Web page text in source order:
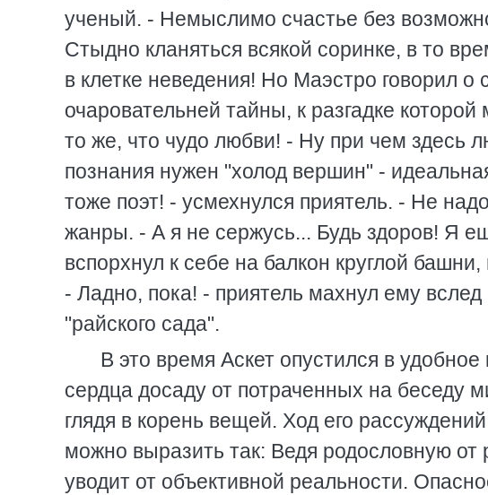
ученый. - Немыслимо счастье без
Стыдно кланяться всякой соринке, в то
в клетке неведения! Но Маэстро говорил
очаровательней тайны, к разгадке
то же, что чудо любви! - Ну при чем здесь
познания нужен "холод вершин" -
тоже поэт! - усмехнулся приятель. - Не
жанры. - А я не сержусь... Будь здоров! Я
вспорхнул к себе на балкон круглой
- Ладно, пока! - приятель махнул ему
"райского сада".
В это время Аскет опустился в
сердца досаду от потраченных на беседу
глядя в корень вещей. Ход его
можно выразить так: Ведя родословную
уводит от объективной реальности.